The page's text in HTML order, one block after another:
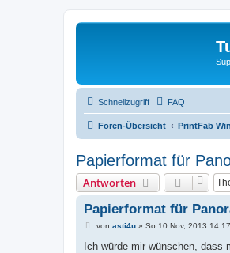
Schnellzugriff FAQ
Foren-Übersicht PrintFab
Papierformat für
Antworten
Papierformat für
B
i
von asti4u» So 10 Nov, 2013 14:17
Ich würde mir wünschen, dass